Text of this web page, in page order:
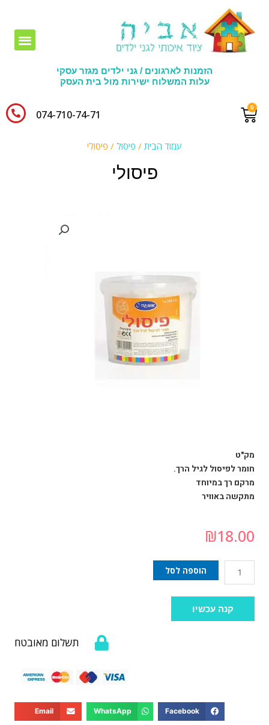
הזמנות לארגונים / גני ילדים מגזר עסקי
עלות המשלוח ישירות מול בית העסק
074-710-74-71​
עמוד הבית / פיסול / פיסולי
פיסולי
מק"ט
חומר לפיסול לגיל הרך.
מרקם רך במיוחד
מתקשה באוויר
₪18.00
הוספה לסל
קנה עכשיו
תשלום מאובטח
Facebook
WhatsApp
Email